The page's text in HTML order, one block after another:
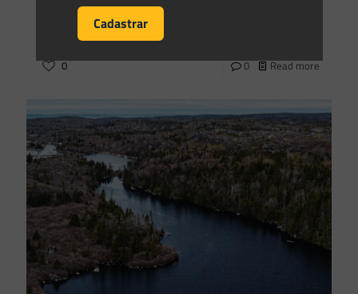
8.500 km, possuindo, de acordo com o Censo de 2010 do
IBGE, 26.5% da população, o que
0 0 Read more